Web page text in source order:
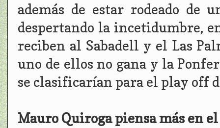
además de estar rodeado de
despertando la incetidumbre,
reciben al Sabadell y el Las
uno de ellos no gana y la
se clasificarían para el play off
Mauro Quiroga piensa más en